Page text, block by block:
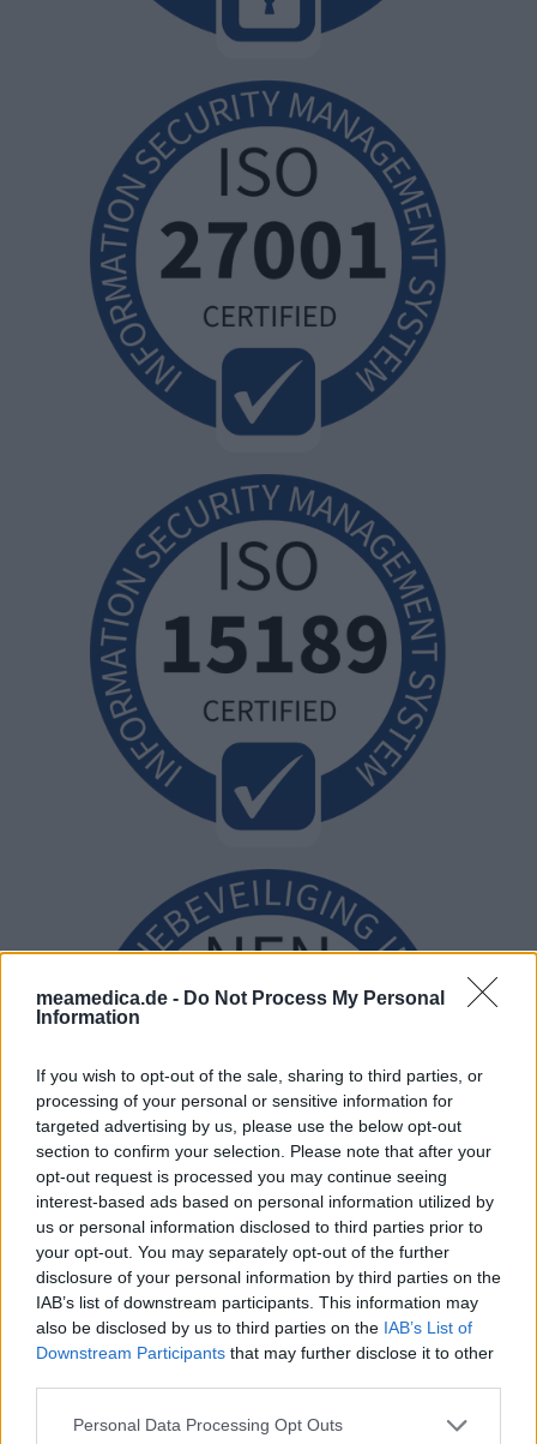
meamedica.de - Do Not Process My Personal
Information
If you wish to opt-out of the sale, sharing to third parties, or
processing of your personal or sensitive information for
targeted advertising by us, please use the below opt-out
section to confirm your selection. Please note that after your
opt-out request is processed you may continue seeing
interest-based ads based on personal information utilized by
us or personal information disclosed to third parties prior to
your opt-out. You may separately opt-out of the further
disclosure of your personal information by third parties on the
IAB’s list of downstream participants. This information may
also be disclosed by us to third parties on the IAB’s List of
Downstream Participants that may further disclose it to other
Personal Data Processing Opt Outs